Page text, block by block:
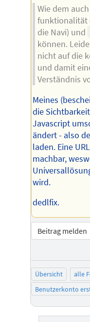
Wie dem
funktionalität
die Navi) und
können.
nicht auf die
und damit
Verständnis
Meines
die
Javascript
ändert - also
laden. Eine
machbar,
wird.
dedlfix.
Beitrag melden
Übersicht alle
Benutzerkonto